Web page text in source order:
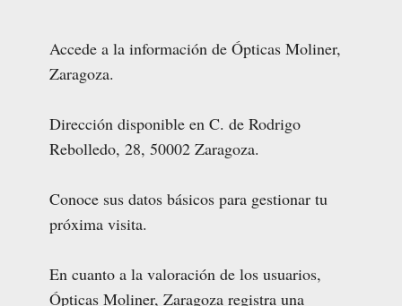
Accede a la información de Ópticas Moliner,
Zaragoza.
Dirección disponible en C. de Rodrigo
Rebolledo, 28, 50002 Zaragoza.
Conoce sus datos básicos para gestionar tu
próxima visita.
En cuanto a la valoración de los usuarios,
Ópticas Moliner, Zaragoza registra una